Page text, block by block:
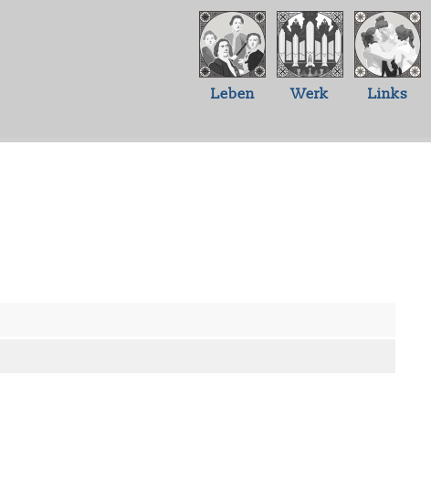
Leben Werk Links